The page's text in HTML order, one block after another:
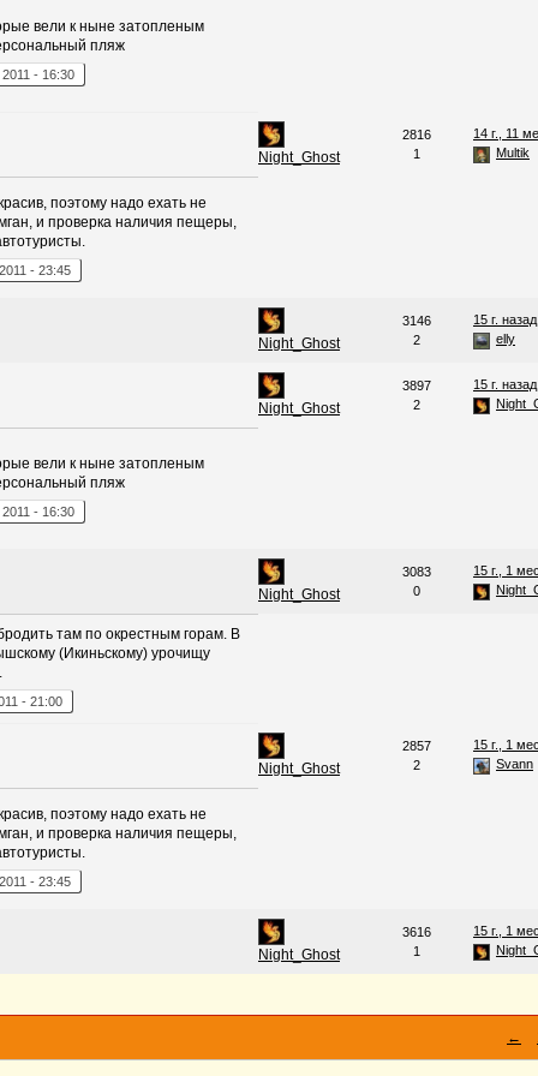
вели к ныне затопленым
пляж
2011 - 16:30
Night_Ghost
2816
1
14 г., 11
Multik
поэтому надо ехать не
и проверка наличия пещеры,
2011 - 23:45
Night_Ghost
3146
2
15 г. назад
elly
Night_Ghost
3897
2
15 г. назад
вели к ныне затопленым
пляж
2011 - 16:30
Night_Ghost
3083
0
15 г., 1
там по окрестным горам. В
(Икиньскому) урочищу
- 21:00
Night_Ghost
2857
2
15 г., 1
Svann
поэтому надо ехать не
и проверка наличия пещеры,
2011 - 23:45
Night_Ghost
3616
1
15 г., 1
←